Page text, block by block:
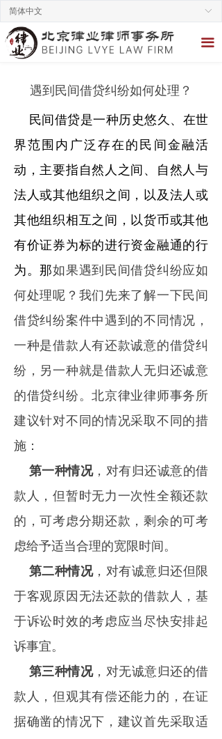
끀
ꀅ
简体中文
遇到民间借贷纠纷如何处理？
民间借贷是一种历史悠久、在世
界范围内广泛存在的民间金融活
动，主要指自然人之间、自然人与
法人或其他组织之间，以及法人或
其他组织相互之间，以货币或其他
有价证券为标的进行资金融通的行
为。那如果遇到民间借贷纠纷应如
何处理呢？我们先来了解一下民间
借贷纠纷案件中遇到的不同情况，
一种是借款人有还款诚意的借贷纠
纷，另一种就是借款人无归还诚意
的借贷纠纷。北京律业律师事务所
建议针对不同的情况采取不同的措
施：
第一种情况，对有归还诚意的借
款人，但暂时无力一次性全额还款
的，可考虑分期还款，剩余的可考
虑给予适当合理的宽限时间。
第二种情况，对有诚意归还但限
于客观原因无法还款的借款人，基
于诉讼时效的考虑应当尽快安排起
诉事宜。
第三种情况，对无诚意归还的借
款人，但观其有偿还能力的，在证
据确凿的情况下，建议首先采取适